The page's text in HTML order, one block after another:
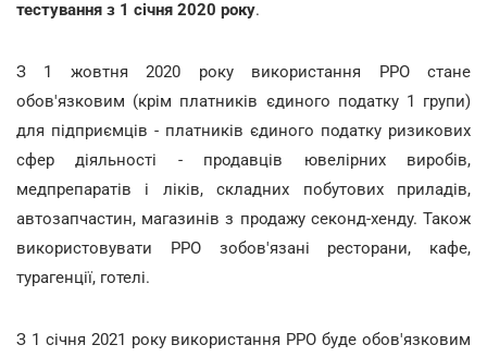
тестування з 1 січня 2020 року.
З 1 жовтня 2020 року використання РРО стане
обов'язковим (крім платників єдиного податку 1 групи)
для підприємців - платників єдиного податку ризикових
сфер діяльності - продавців ювелірних виробів,
медпрепаратів і ліків, складних побутових приладів,
автозапчастин, магазинів з продажу секонд-хенду. Також
використовувати РРО зобов'язані ресторани, кафе,
турагенції, готелі.
З 1 січня 2021 року використання РРО буде обов'язковим